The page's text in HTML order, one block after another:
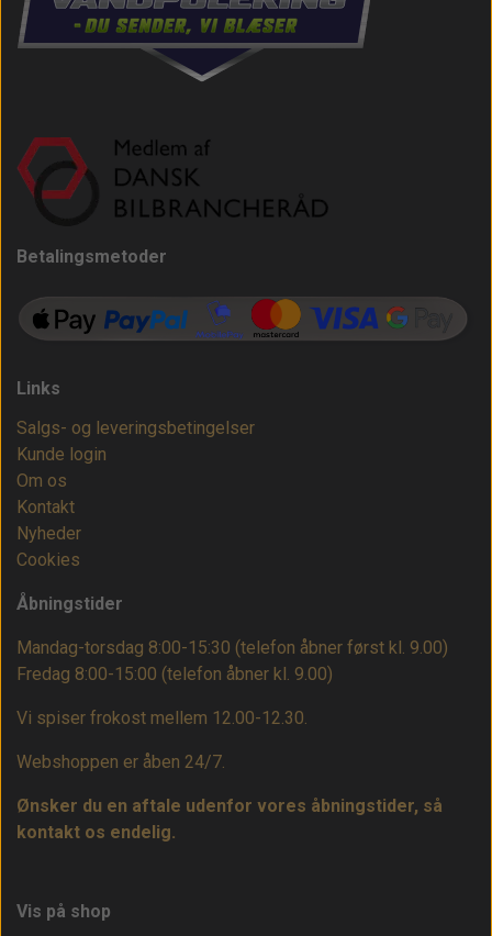
Betalingsmetoder
Links
Salgs- og leveringsbetingelser
Kunde login
Om os
Kontakt
Nyheder
Cookies
Åbningstider
Mandag-torsdag 8:00-15:30 (telefon åbner først kl. 9.00)
Fredag 8:00-15:00 (telefon åbner kl. 9.00)
Vi spiser frokost mellem 12.00-12.30.
Webshoppen er åben 24/7.
Ønsker du en aftale udenfor vores åbningstider, så
kontakt os endelig.
Vis på shop